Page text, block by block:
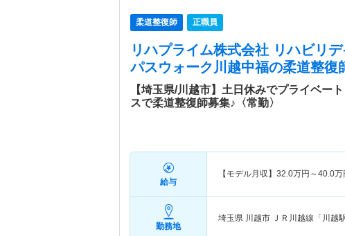
柔道整復師 正職員
リハプライム株式会社 リハビリ
パスウォーク川越中福の柔道整復
【埼玉県/川越市】土日休みでプライベー
スで柔道整復師募集♪〈常勤〉
給与
【モデル月収】 32.0万円～40.0万
勤務地
埼玉県 川越市 ＪＲ川越線「川越